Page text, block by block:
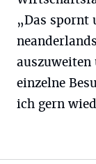
„Das spornt
auszuweiten
einzelne
ich gern